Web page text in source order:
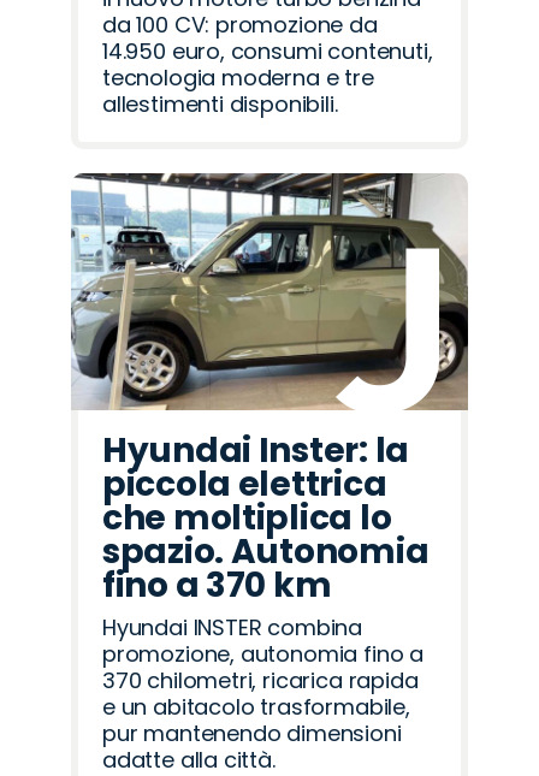
da 100 CV: promozione da
14.950 euro, consumi contenuti,
tecnologia moderna e tre
allestimenti disponibili.
Hyundai Inster: la
piccola elettrica
che moltiplica lo
spazio. Autonomia
fino a 370 km
Hyundai INSTER combina
promozione, autonomia fino a
370 chilometri, ricarica rapida
e un abitacolo trasformabile,
pur mantenendo dimensioni
adatte alla città.